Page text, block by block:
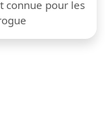
connue pour les